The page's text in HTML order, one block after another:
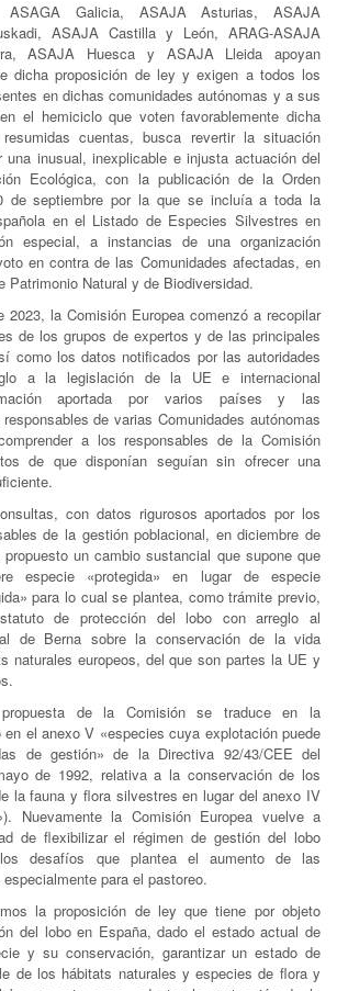
ASAGA Galicia, ASAJA Asturias, ASAJA
ASAJA Castilla y León, ARAG-ASAJA
ASAJA Huesca y ASAJA Lleida apoyan
dicha proposición de ley y exigen a todos los
en dichas comunidades autónomas y a sus
el hemiciclo que voten favorablemente dicha
cuentas, busca revertir la situación
una inusual, inexplicable e injusta actuación del
Ecológica, con la publicación de la Orden
de septiembre por la que se incluía a toda la
en el Listado de Especies Silvestres en
especial, a instancias de una organización
en contra de las Comunidades afectadas, en
Patrimonio Natural y de Biodiversidad.
2023, la Comisión Europea comenzó a recopilar
de los grupos de expertos y de las principales
como los datos notificados por las autoridades
a la legislación de la UE e internacional
aportada por varios países y las
de varias Comunidades autónomas
a los responsables de la Comisión
de que disponían seguían sin ofrecer una
con datos rigurosos aportados por los
de la gestión poblacional, en diciembre de
un cambio sustancial que supone que
especie «protegida» en lugar de especie
para lo cual se plantea, como trámite previo,
de protección del lobo con arreglo al
de Berna sobre la conservación de la vida
naturales europeos, del que son partes la UE y
de la Comisión se traduce en la
en el anexo V «especies cuya explotación puede
de gestión» de la Directiva 92/43/CEE del
de 1992, relativa a la conservación de los
la fauna y flora silvestres en lugar del anexo IV
Nuevamente la Comisión Europea vuelve a
de flexibilizar el régimen de gestión del lobo
desafíos que plantea el aumento de las
para el pastoreo.
la proposición de ley que tiene por objeto
del lobo en España, dado el estado actual de
y su conservación, garantizar un estado de
de los hábitats naturales y especies de flora y